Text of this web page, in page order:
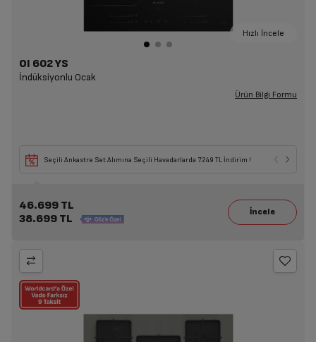
Hızlı İncele
OI 602 YS
İndüksiyonlu Ocak
Ürün Bilgi Formu
Seçili Ankastre Set Alımına Seçili Havadarlarda 7.249 TL İndirim !
46.699 TL
38.699 TL